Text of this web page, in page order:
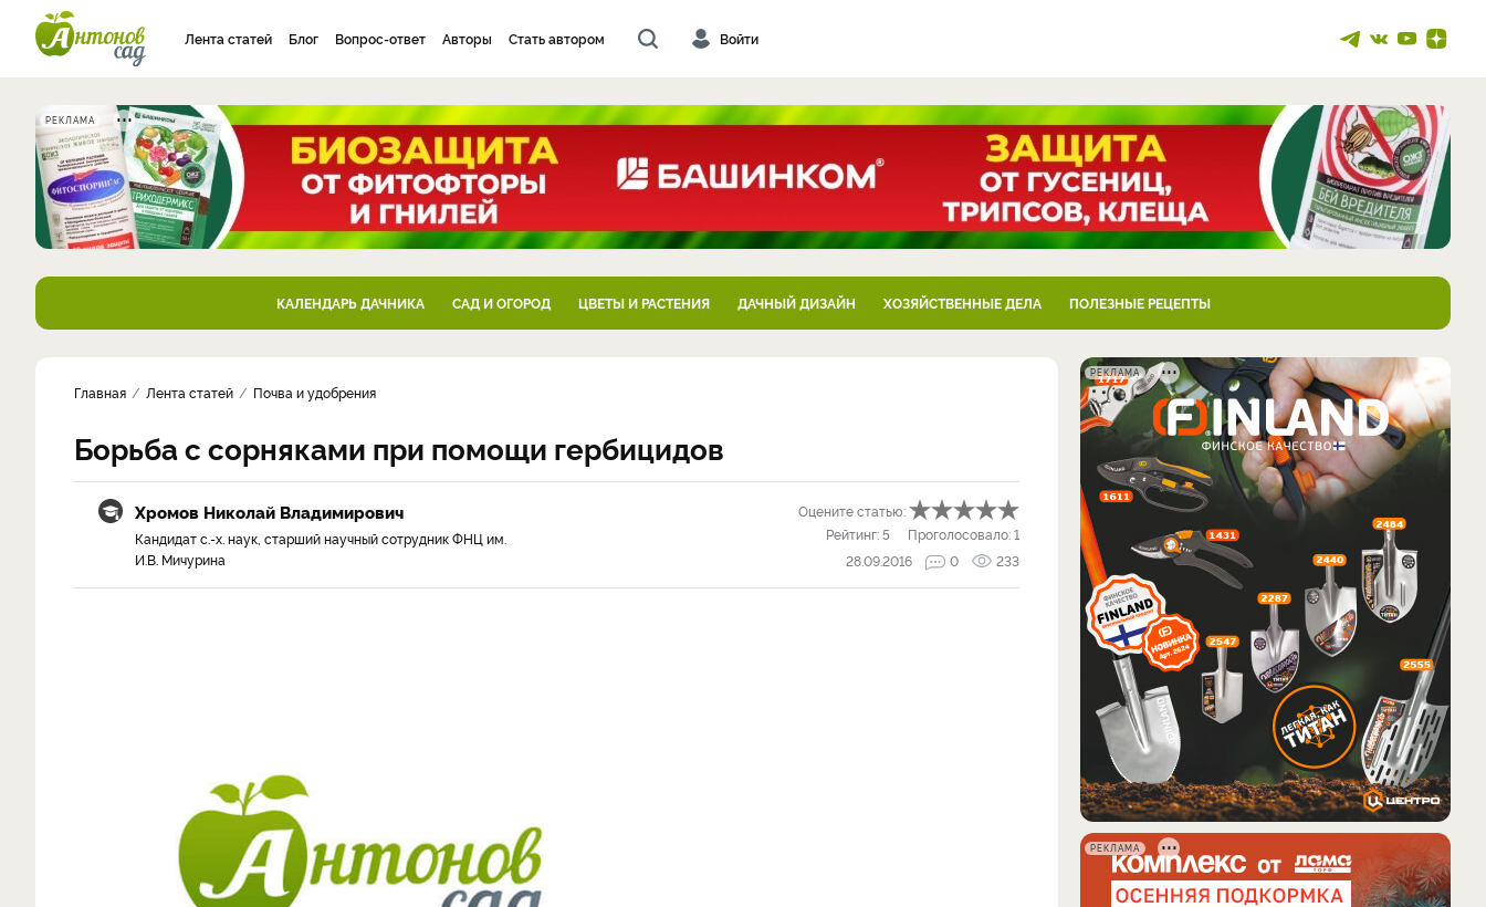
Лента статей Блог Вопрос-ответ Авторы Стать автором Войти
РЕКЛАМА
КАЛЕНДАРЬ ДАЧНИКА САД И ОГОРОД ЦВЕТЫ И РАСТЕНИЯ ДАЧНЫЙ ДИЗАЙН ХОЗЯЙСТВЕННЫЕ ДЕЛА ПОЛЕЗНЫЕ РЕЦЕПТЫ
Главная Лента статей Почва и удобрения
Борьба с сорняками при помощи гербицидов
Хромов Николай Владимирович
Кандидат с.-х. наук, старший научный сотрудник ФНЦ им.
И.В. Мичурина
Оцените статью:
Рейтинг:5 Проголосовало:1
28.09.2016
0 233
РЕКЛАМА
РЕКЛАМА